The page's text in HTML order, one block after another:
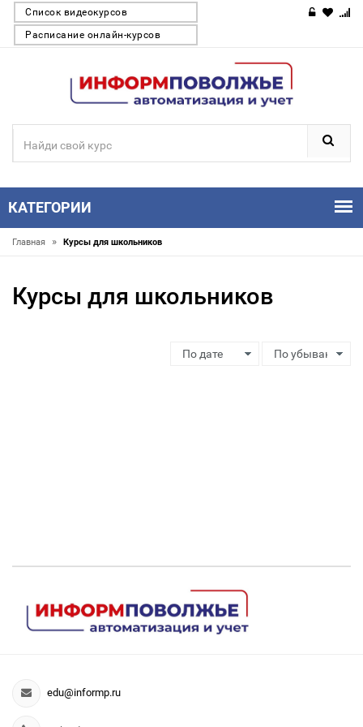
Список видеокурсов
Расписание онлайн-курсов
КАТЕГОРИИ
Главная » Курсы для школьников
Курсы для школьников
edu@informp.ru